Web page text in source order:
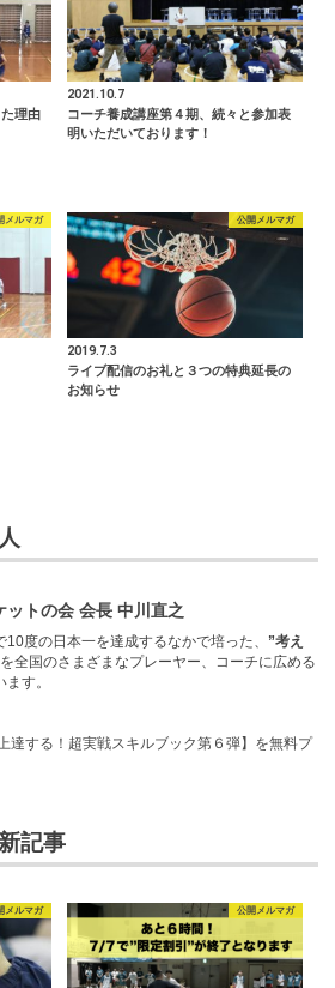
理由
2021.10.7
コーチ養成講座第４期、続々と参加表
明いただいております！
メルマガ 公開メルマガ
2019.7.3
ライブ配信のお礼と３つの特典延長の
お知らせ
ットの会 会長 中川直之
10度の日本一を達成するなかで培った、 ”考え
を全国のさまざまなプレーヤー、コーチに広める
す。
達する！超実戦スキルブック第６弾】を無料プ
記事
メルマガ 公開メルマガ